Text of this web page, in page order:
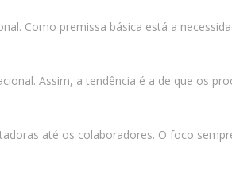
Como premissa básica está a
Assim, a tendência é a de que os
até os colaboradores. O foco